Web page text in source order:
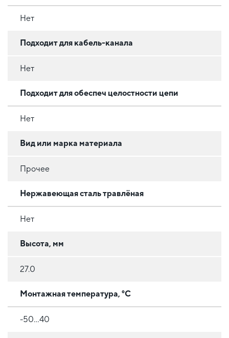
Нет
Подходит для кабель-канала
Нет
Подходит для обеспеч целостности цепи
Нет
Вид или марка материала
Прочее
Нержавеющая сталь травлёная
Нет
Высота, мм
27.0
Монтажная температура, °C
-50...40